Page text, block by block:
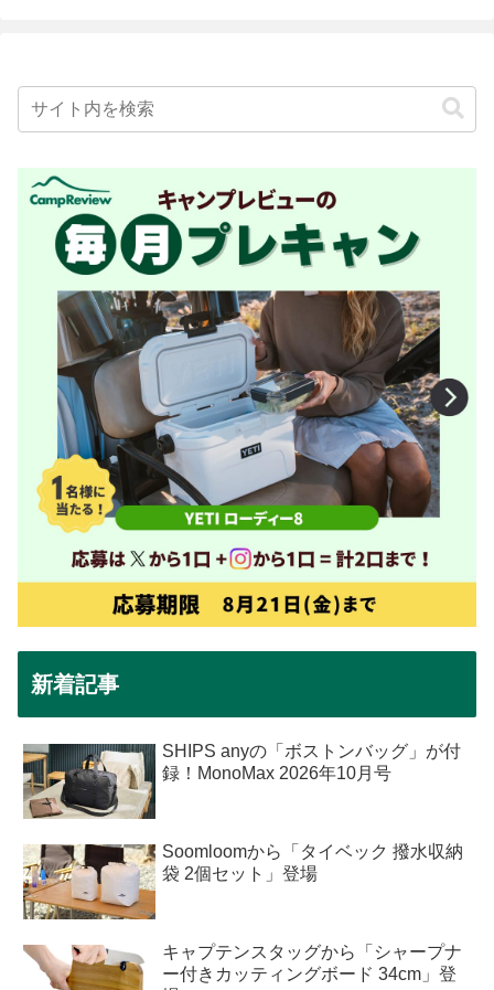
新着記事
SHIPS anyの「ボストンバッグ」が付
録！MonoMax 2026年10月号
Soomloomから「タイベック 撥水収納
袋 2個セット」登場
キャプテンスタッグから「シャープナ
ー付きカッティングボード 34cm」登